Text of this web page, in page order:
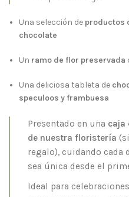
Una selección de productos
chocolate
Un ramo de flor preservada
Una deliciosa tableta de
speculoos y frambuesa
Presentado en una caja
de nuestra floristería
regalo), cuidando cada
sea única desde el
Ideal para